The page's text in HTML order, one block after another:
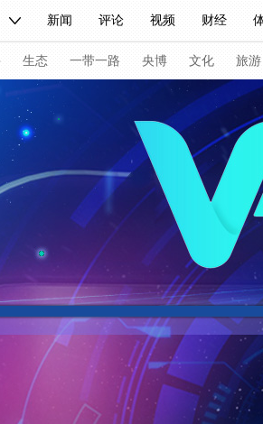
新闻 评论 视频 财经
联播+ 中国领导人 央视快评 习式
目大全 节目单 听音 微视频 主
English Монгол
生态 一带一路 央博 文化 旅游
网络春晚 共产党员网 秧纪录 纪
评论 经济 军事 科
平 热解读 天天学习
央视频 小央直播 直播中国 熊猫频
竞猜 2026年世界杯 2026年冬奥
CCTV奥林匹克频道 生活体育大会